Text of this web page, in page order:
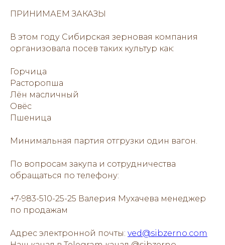
ПРИНИМАЕМ ЗАКАЗЫ
В этом году Сибирская зерновая компания
организовала посев таких культур как:
Горчица
Расторопша
Лён масличный
Овёс
Пшеница
Минимальная партия отгрузки один вагон.
По вопросам закупа и сотрудничества
обращаться по телефону:
+7-983-510-25-25 Валерия Мухачева менеджер
по продажам
Адрес электронной почты: ved@sibzerno.com